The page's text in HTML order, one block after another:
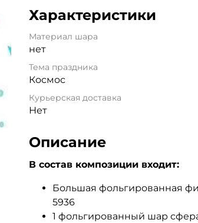
Характеристики
Материал шара
нет
Тема праздника
Космос
Курьерская доставка
Нет
Описание
В состав композиции входит:
Большая фольгированная
5936
1 фольгированный шар